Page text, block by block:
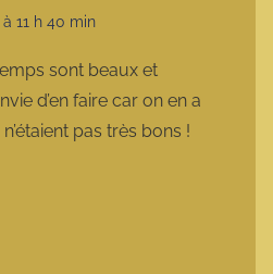
à 11 h 40 min
sont beaux et
d’en faire car on en a
pas très bons !